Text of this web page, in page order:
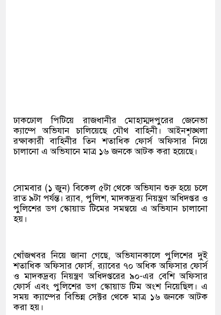
ঢাকঢোল পিটিয়ে রাজধানীর মোহাম্মদপুরের জেনেভা
ক্যাম্পে অভিযান চালিয়েছে যৌথ বাহিনী। আইনশৃঙ্খলা
রক্ষাকারী বাহিনীর তিন শতাধিক ফোর্স অফিসার নিয়ে
চালানো এ অভিযানে মাত্র ১৬ জনকে আটক করা হয়েছে।
সোমবার (১ জুন) বিকেল ৫টা থেকে অভিযান শুরু হয়ে চলে
রাত ৯টা পর্যন্ত। র‍্যাব, পুলিশ, মাদকদ্রব্য নিয়ন্ত্রণ অধিদপ্তর ও
পুলিশের ডগ স্কোয়াড টিমের সমন্বয়ে এ অভিযান চালানো
হয়।
খোঁজখবর নিয়ে জানা গেছে, অভিযানকালে পুলিশের দুই
শতাধিক অফিসার ফোর্স, র‍্যাবের ৭০ অধিক অফিসার ফোর্স
ও মাদকদ্রব্য নিয়ন্ত্রণ অধিদপ্তরের ৯০-এর বেশি অফিসার
ফোর্স এবং পুলিশের ডগ স্কোয়াড টিম অংশ নিয়েছিল। এ
সময় ক্যাম্পের বিভিন্ন সেক্টর থেকে মাত্র ১৬ জনকে আটক
করা হয়।